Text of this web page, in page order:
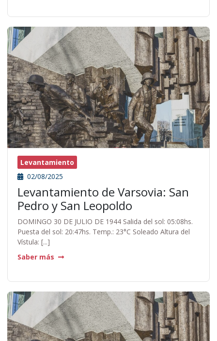
Levantamiento
02/08/2025
Levantamiento de Varsovia: San
Pedro y San Leopoldo
DOMINGO 30 DE JULIO DE 1944 Salida del sol: 05:08hs.
Puesta del sol: 20:47hs. Temp.: 23°C Soleado Altura del
Vístula: [...]
Saber más